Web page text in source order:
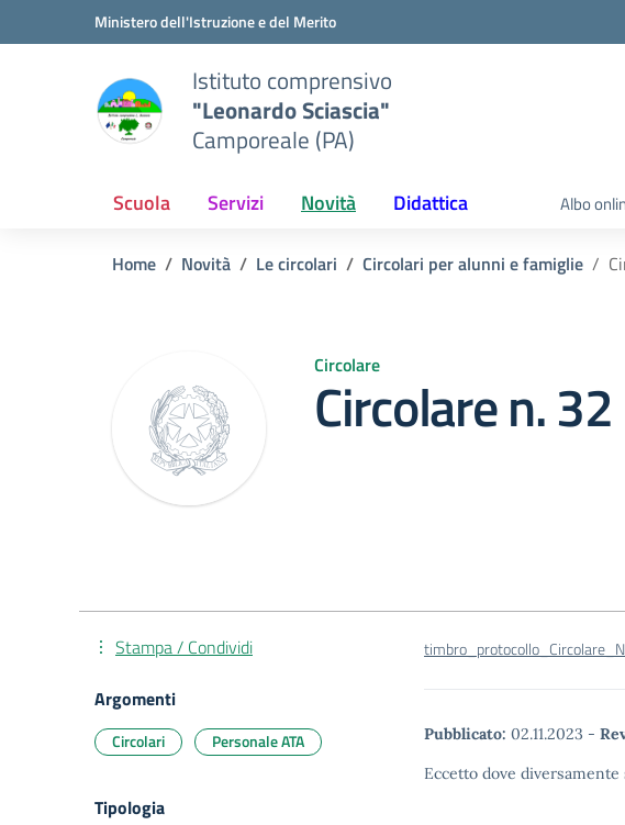
Vai ai contenuti
Vai al menu di navigazioneMinistero dell'Istruzione e del Merito
Istituto comprensivo
"Leonardo Sciascia"
Camporeale (PA)
Scuola Servizi Novità Didattica Albo
Home Novità Le circolari Circolari per alunni e famiglie
Circolare
Circolare n. 32
Pubblicato: 02.11.2023 -
Eccetto dove
Stampa / Condividi
Argomenti
Circolari Personale ATA
Tipologia